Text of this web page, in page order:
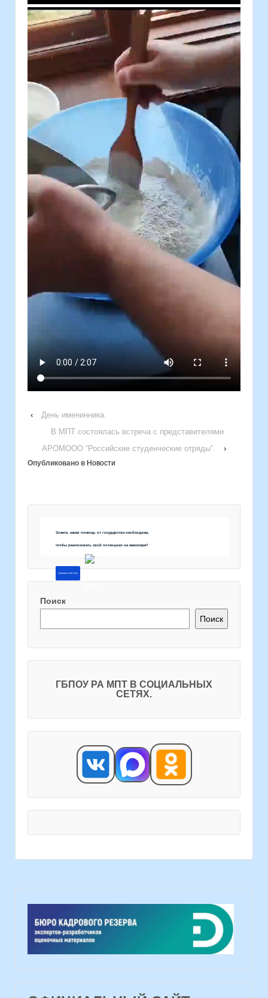
‹
День именинника.
В МПТ состоялась встреча с представителями
АРОМООО “Российские студенческие отряды”.
›
Опубликовано в Новости
Знаете, какая помощь от государства необходима,
чтобы реализовать свой потенциал на максимум?
Напишите об этом
Поиск
Поиск
ГБПОУ РА МПТ В СОЦИАЛЬНЫХ
СЕТЯХ.